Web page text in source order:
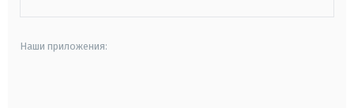
Наши приложения: